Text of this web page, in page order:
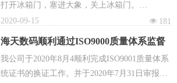
打开冰箱门，塞进大象，关上冰箱门。
让 Meraki 设备投入使用，需要几步？ 答案是两
步：Meraki 设备从盒子里取出来，插在世界上
任何地方，几分钟后即可投入使用这就
是 Meraki 极简 IT 的魅力，它的背后
是 Meraki 独创的基于云端的IT管理技术。
넶 181
2020-09-15
海天数码顺利通过ISO9000质量体系监督
审核
我公司于2020年8月4顺利完成ISO9001质量体系
统证书的换证工作。并于2020年7月31日审报进